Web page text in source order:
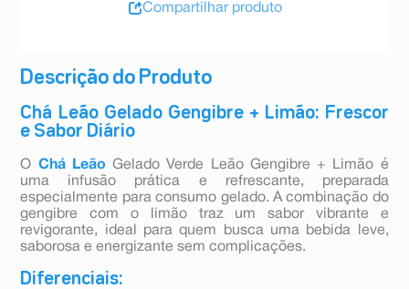
Descrição do Produto
Chá Leão Gelado Gengibre + Limão: Frescor
e Sabor Diário
O Chá Leão Gelado Verde Leão Gengibre + Limão é
uma infusão prática e refrescante, preparada
especialmente para consumo gelado. A combinação do
gengibre com o limão traz um sabor vibrante e
revigorante, ideal para quem busca uma bebida leve,
saborosa e energizante sem complicações.
Diferenciais:
Compartilhar produto